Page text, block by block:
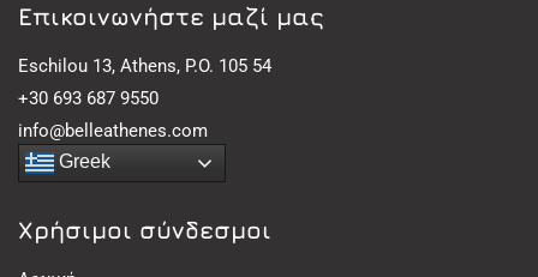
Eπικοινωνήστε μαζί μας
Eschilou 13, Athens, P.O. 105 54
+30 693 687 9550
info@belleathenes.com
Greek
Χρήσιμοι σύνδεσμοι